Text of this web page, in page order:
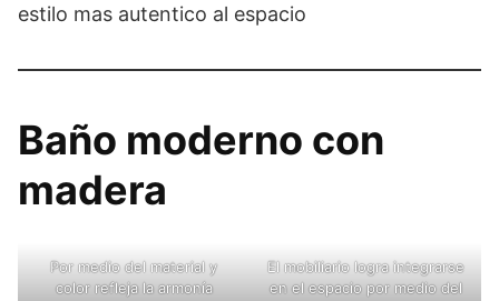
estilo mas autentico al espacio
Baño moderno con
madera
Por medio del material y
color refleja la armonía
El mobiliario logra integrarse
en el espacio por medio del